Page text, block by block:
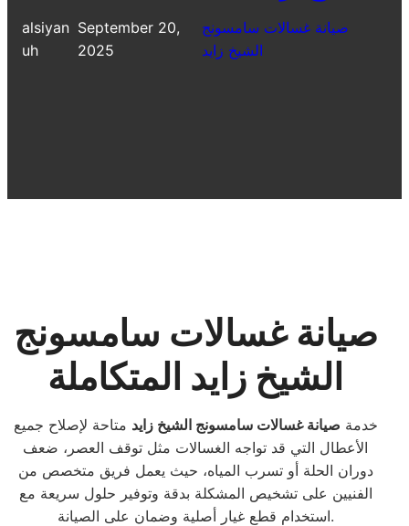
alsiyan
uh
September 20,
2025
صيانة غسالات سامسونج
الشيخ زايد
صيانة غسالات سامسونج
الشيخ زايد المتكاملة
خدمة صيانة غسالات سامسونج الشيخ زايد متاحة لإصلاح جميع
الأعطال التي قد تواجه الغسالات مثل توقف العصر، ضعف
دوران الحلة أو تسرب المياه، حيث يعمل فريق متخصص من
الفنيين على تشخيص المشكلة بدقة وتوفير حلول سريعة مع
استخدام قطع غيار أصلية وضمان على الصيانة.